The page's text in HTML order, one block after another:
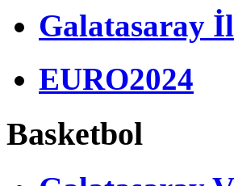
Galatasaray
EURO2024
Basketbol